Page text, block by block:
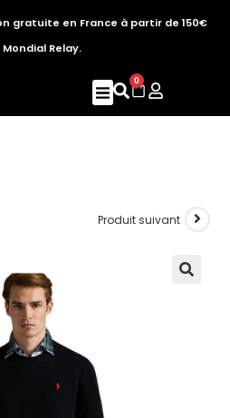
gratuite en France à partir de 150€
Relay.
0
Produit suivant